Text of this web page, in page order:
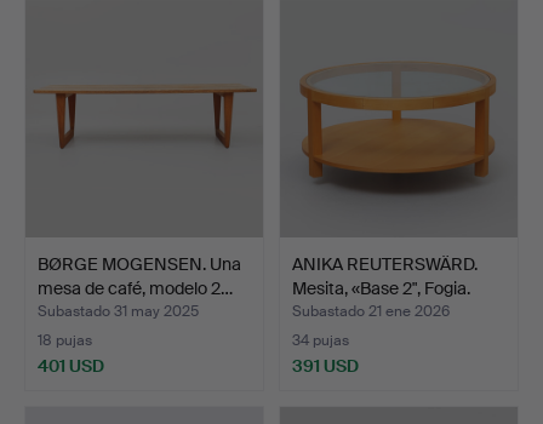
BØRGE MOGENSEN. Una
mesa de café, modelo 2…
Subastado 31 may 2025
18 pujas
401 USD
ANIKA REUTERSWÄRD.
Mesita, «Base 2", Fogia.
Subastado 21 ene 2026
34 pujas
391 USD